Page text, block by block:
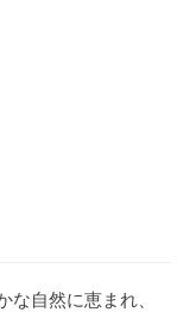
自然に恵まれ、